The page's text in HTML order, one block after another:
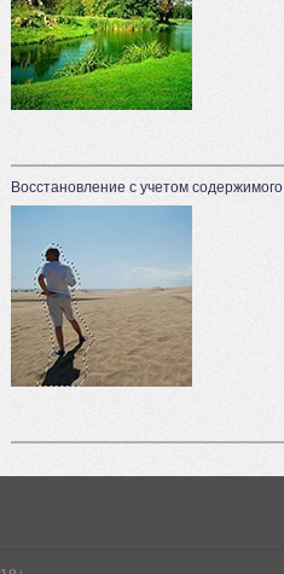
Восстановление с учетом содержимого